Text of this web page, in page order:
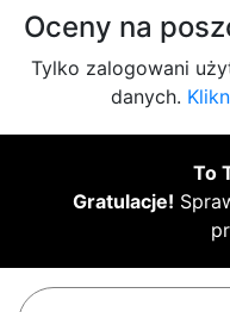
Oceny na
Tylko zalogowani
danych.
To
Gratulacje!